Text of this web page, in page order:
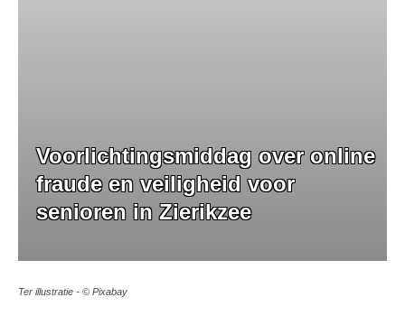
Voorlichtingsmiddag over online
fraude en veiligheid voor
senioren in Zierikzee
Ter illustratie - © Pixabay